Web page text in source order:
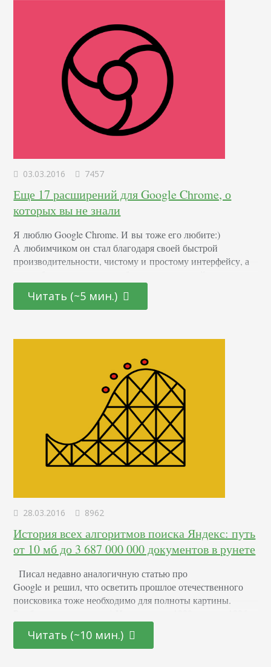
03.03.2016 7457
Еще 17 расширений для Google Chrome, о
которых вы не знали
Я люблю Google Chrome. И вы тоже его любите:)
А любимчиком он стал благодаря своей быстрой
производительности, чистому и простому интерфейсу, а
Chrome. Вот вам еще 17 классных помощников,
о которых вы, возможно, не знали. 1. RDS bar Это
полезные для SEO анализа. Примерно так будет выглядеть
Читать (~5 мин.)
28.03.2016 8962
История всех алгоритмов поиска Яндекс: путь
от 10 мб до 3 687 000 000 документов в рунете
Писал недавно аналогичную статью про
Google и решил, что осветить прошлое отечественного
поисковика тоже необходимо для полноты картины.
компания под необычным названием «Аркадия»
занималась разработкой программных продуктов, тесно
Читать (~10 мин.)